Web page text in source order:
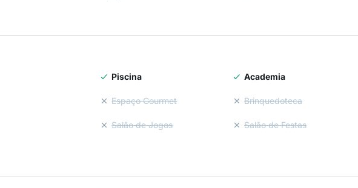
Piscina Academia
Espaço Gourmet Brinquedoteca
Salão de Jogos Salão de Festas